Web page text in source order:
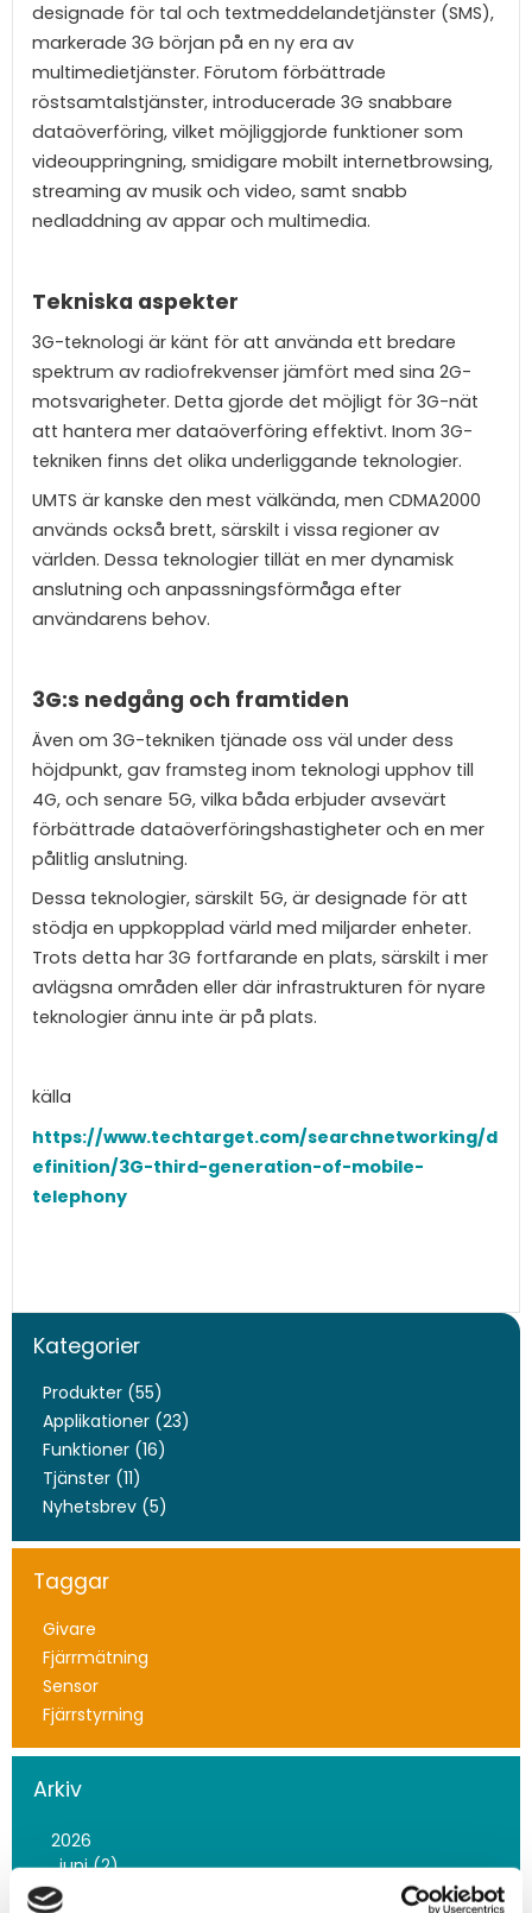
designade för tal och textmeddelandetjänster (SMS),
markerade 3G början på en ny era av
multimedietjänster. Förutom förbättrade
röstsamtalstjänster, introducerade 3G snabbare
dataöverföring, vilket möjliggjorde funktioner som
videouppringning, smidigare mobilt internetbrowsing,
streaming av musik och video, samt snabb
nedladdning av appar och multimedia.
Tekniska aspekter
3G-teknologi är känt för att använda ett bredare
spektrum av radiofrekvenser jämfört med sina 2G-
motsvarigheter. Detta gjorde det möjligt för 3G-nät
att hantera mer dataöverföring effektivt. Inom 3G-
tekniken finns det olika underliggande teknologier.
UMTS är kanske den mest välkända, men CDMA2000
används också brett, särskilt i vissa regioner av
världen. Dessa teknologier tillät en mer dynamisk
anslutning och anpassningsförmåga efter
användarens behov.
3G:s nedgång och framtiden
Även om 3G-tekniken tjänade oss väl under dess
höjdpunkt, gav framsteg inom teknologi upphov till
4G, och senare 5G, vilka båda erbjuder avsevärt
förbättrade dataöverföringshastigheter och en mer
pålitlig anslutning.
Dessa teknologier, särskilt 5G, är designade för att
stödja en uppkopplad värld med miljarder enheter.
Trots detta har 3G fortfarande en plats, särskilt i mer
avlägsna områden eller där infrastrukturen för nyare
teknologier ännu inte är på plats.
källa
https://www.techtarget.com/searchnetworking/d
efinition/3G-third-generation-of-mobile-
telephony
Kategorier
Produkter (55)
Applikationer (23)
Funktioner (16)
Tjänster (11)
Nyhetsbrev (5)
Taggar
Givare
Fjärrmätning
Sensor
Fjärrstyrning
Arkiv
2026
juni (2)
maj (2)